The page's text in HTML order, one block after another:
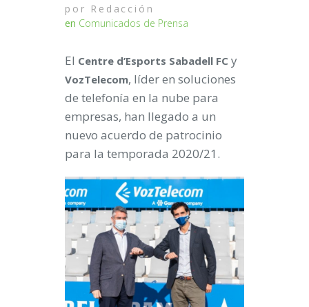
por Redacción
en Comunicados de Prensa
El Centre d’Esports Sabadell FC y
VozTelecom, líder en soluciones
de telefonía en la nube para
empresas, han llegado a un
nuevo acuerdo de patrocinio
para la temporada 2020/21.